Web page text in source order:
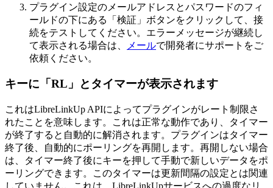
プラグイン設定のメールアドレスとパスワードのフィ
ールドの下にある「検証」ボタンをクリックして、接
続をテストしてください。エラーメッセージが継続し
て表示される場合は、
メールで開発者にサポートをご
依頼ください。
キーに「RL」とタイマーが表示されます
これはLibreLinkUp APIによってプラグインがレート制限さ
れたことを意味します。これは正常な動作であり、タイマー
が終了すると自動的に解消されます。プラグインはタイマー
終了後、自動的にポーリングを再開します。再開しない場合
は、タイマー終了後にキーを押して手動で新しいデータをポ
ーリングできます。このタイマーは更新間隔の設定とは関連